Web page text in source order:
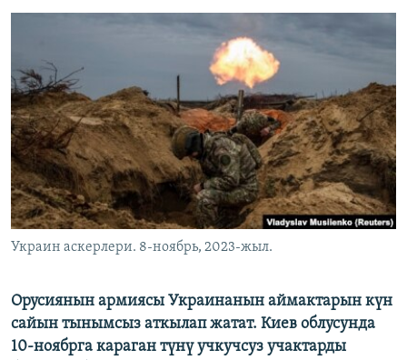
ЫҢГАЙСЫЗ СУРООЛОР
ЭЕ/АРнун бардык сайттары
Украин аскерлери. 8-ноябрь, 2023-жыл.
Орусиянын армиясы Украинанын аймактарын күн
сайын тынымсыз аткылап жатат. Киев облусунда
10-ноябрга караган түнү учкучсуз учактарды